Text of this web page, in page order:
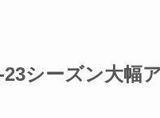
シーズン大幅